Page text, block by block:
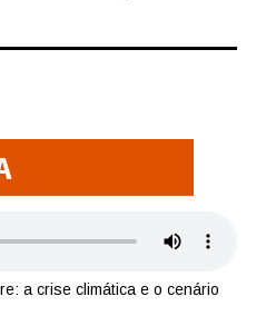
a crise climática e o cenário